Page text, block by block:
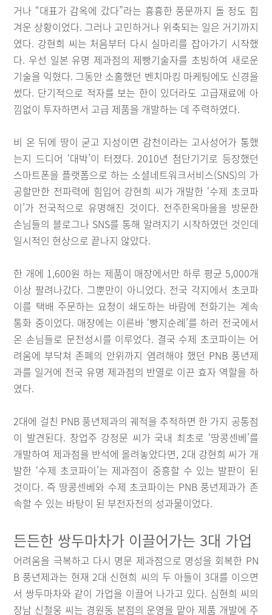
거나 “대표가 감옥에 갔다”라는 흉흉한 풍문까지 돌 정도 힘
겨운 상황이었다. 그러나 고민하거나 위축되는 일은 거기까지
였다. 강현희 씨는 처음부터 다시 실마리를 잡아가기 시작했
다. 우선 일본 유명 제과점의 제빵기술자를 초빙하여 새로운
기술을 익혔다. 그동안 소홀했던 벤치마킹 마케팅에도 신경을
썼다. 단기적으로 적자를 보는 한이 있더라도 고급재료에 아
낌없이 투자하면서 고급 제품을 개발하는 데 주력하였다.
비 온 뒤에 땅이 굳고 지성이면 감천이라는 고사성어가 통했
는지 드디어 ‘대박’이 터졌다. 2010년 첨단기기로 등장했던
스마트폰을 플랫폼으로 하는 소셜네트워크서비스(SNS)의 가
공할만한 전파력에 힘입어 강현희 씨가 개발한 ‘수제 초코파
이’가 전국적으로 유명해진 것이다. 전주한옥마을을 방문한
손님들의 블로그나 SNS를 통해 알려지기 시작하였던 것인데
일시적인 현상으로 끝나지 않았다.
한 개에 1,600원 하는 제품이 매장에서만 하루 평균 5,000개
이상 팔려나갔다. 그뿐만이 아니었다. 전국 각지에서 초코파
이를 택배 주문하는 요청이 쇄도하는 바람에 전화기는 계속
통화 중이었다. 매장에는 이른바 ‘빵지순례’를 하러 전국에서
온 손님들로 문전성시를 이루었다. 결국 수제 초코파이는 어
려움에 부닥쳐 존폐의 안위까지 염려해야 했던 PNB 풍년제
과를 일거에 전국 유명 제과점의 반열로 이끈 효자 역할을 하
였다.
2대에 걸친 PNB 풍년제과의 궤적을 추적하면 한 가지 공통점
이 발견된다. 창업주 강정문 씨가 국내 최초로 ‘땅콩센베’를
개발하여 제과점을 반석에 올려놓았다면, 2대 강현희 씨가 개
발한 ‘수제 초코파이’는 제과점이 중흥할 수 있는 발판이 된
것이다. 즉 땅콩센베와 수제 초코파이는 PNB 풍년제과가 존
속할 수 있는 바탕이 된 부전자전의 성과물이었다.
든든한 쌍두마차가 이끌어가는 3대 가업
어려움을 극복하고 다시 명문 제과점으로 명성을 회복한 PN
B 풍년제과는 현재 2대 신현희 씨의 두 아들이 3대를 이으면
서 쌍두마차와 같이 가업을 이끌어 나가고 있다. 심현희 씨의
장남 신철웅 씨는 경원동 본점의 운영을 맡아 제품 개발에 주